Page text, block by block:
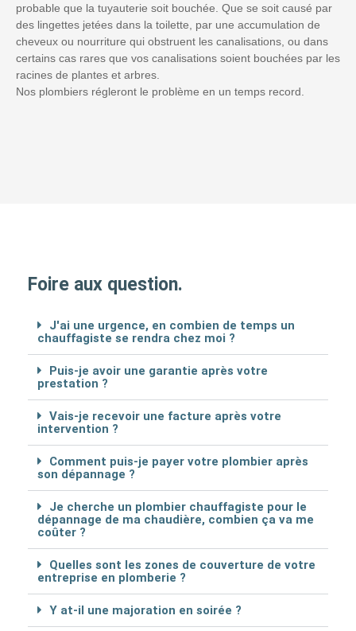
probable que la tuyauterie soit bouchée. Que se soit causé par
des lingettes jetées dans la toilette, par une accumulation de
cheveux ou nourriture qui obstruent les canalisations, ou dans
certains cas rares que vos canalisations soient bouchées par les
racines de plantes et arbres.
Nos plombiers régleront le problème en un temps record.
Foire aux question.
J'ai une urgence, en combien de temps un
chauffagiste se rendra chez moi ?
Puis-je avoir une garantie après votre
prestation ?
Vais-je recevoir une facture après votre
intervention ?
Comment puis-je payer votre plombier après
son dépannage ?
Je cherche un plombier chauffagiste pour le
dépannage de ma chaudière, combien ça va me
coûter ?
Quelles sont les zones de couverture de votre
entreprise en plomberie ?
Y at-il une majoration en soirée ?